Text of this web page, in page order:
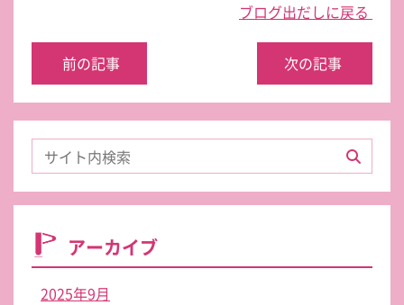
ブログ出だしに戻る
前の記事 次の記事
アーカイブ
2025年9月